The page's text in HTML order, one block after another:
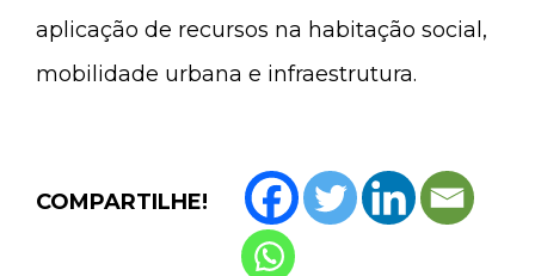
aplicação de recursos na habitação social,
mobilidade urbana e infraestrutura.
COMPARTILHE!